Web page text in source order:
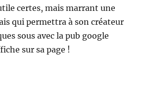
certes, mais marrant une
qui permettra à son créateur
sous avec la pub google
sur sa page !